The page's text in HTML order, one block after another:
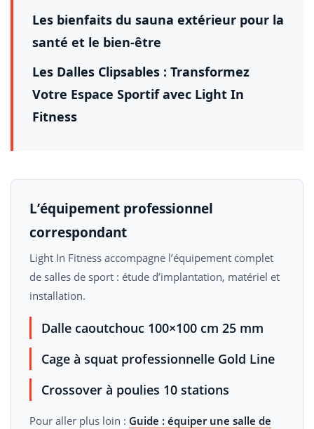
Les bienfaits du sauna extérieur pour la
santé et le bien-être
Les Dalles Clipsables : Transformez
Votre Espace Sportif avec Light In
Fitness
L’équipement professionnel
correspondant
Light In Fitness accompagne l’équipement complet
de salles de sport : étude d’implantation, matériel et
installation.
Dalle caoutchouc 100×100 cm 25 mm
Cage à squat professionnelle Gold Line
Crossover à poulies 10 stations
Pour aller plus loin : Guide : équiper une salle de